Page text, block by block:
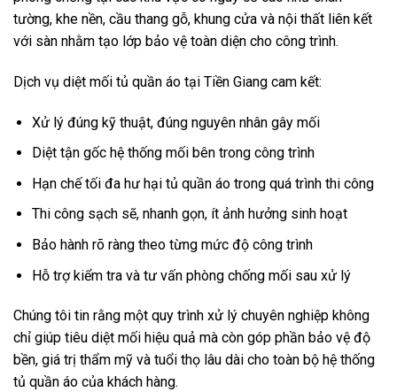
tường, khe nền, cầu thang gỗ, khung cửa và nội thất liên kết
với sàn nhằm tạo lớp bảo vệ toàn diện cho công trình.
Dịch vụ diệt mối tủ quần áo tại Tiền Giang cam kết:
Xử lý đúng kỹ thuật, đúng nguyên nhân gây mối
Diệt tận gốc hệ thống mối bên trong công trình
Hạn chế tối đa hư hại tủ quần áo trong quá trình thi công
Thi công sạch sẽ, nhanh gọn, ít ảnh hưởng sinh hoạt
Bảo hành rõ ràng theo từng mức độ công trình
Hỗ trợ kiểm tra và tư vấn phòng chống mối sau xử lý
Chúng tôi tin rằng một quy trình xử lý chuyên nghiệp không
chỉ giúp tiêu diệt mối hiệu quả mà còn góp phần bảo vệ độ
bền, giá trị thẩm mỹ và tuổi thọ lâu dài cho toàn bộ hệ thống
tủ quần áo của khách hàng.